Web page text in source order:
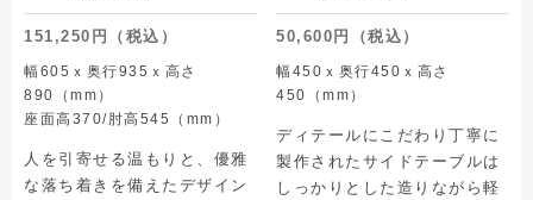
151,250円（税込）
幅605ｘ奥行935ｘ高さ
890（mm）
座面高370/肘高545（mm）
人を引寄せる温もりと、優雅
な落ち着きを備えたデザイン
50,600円（税込）
幅450ｘ奥行450ｘ高さ
450（mm）
ディテールにこだわり丁寧に
製作されたサイドテーブルは
しっかりとした造りながら軽